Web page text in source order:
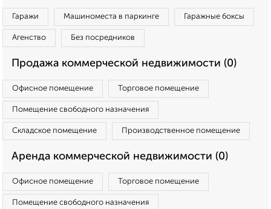
Гаражи Машиноместа в паркинге Гаражные боксы
Агенство Без посредников
Продажа коммерческой недвижимости (0)
Офисное помещение Торговое помещение
Помещение свободного назначения
Складское помещение Производственное помещение
Аренда коммерческой недвижимости (0)
Офисное помещение Торговое помещение
Помещение свободного назначения